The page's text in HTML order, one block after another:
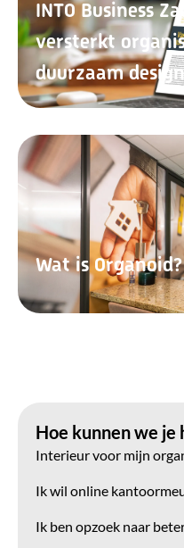
INTO Business
versterkt
duurzaam design
Wat is Organoid?
Hoe kunnen we je
Interieur voor mijn
Ik wil online
Ik ben opzoek naar